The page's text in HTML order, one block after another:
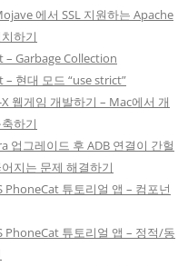
에서 SSL 지원하는 Apache
하기
– Garbage Collection
– 현대 모드 “use strict”
웹게임 개발하기 – Mac에서 개
하기
업그레이드 후 ADB 연결이 간헐
지는 문제 해결하기
PhoneCat 튜토리얼 앱 – 컴포넌
PhoneCat 튜토리얼 앱 – 정적/동